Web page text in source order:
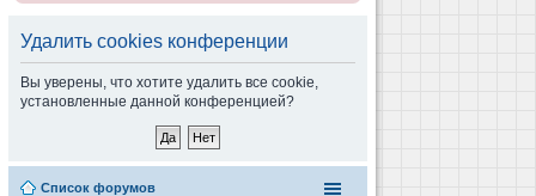
Удалить cookies конференции
Вы уверены, что хотите удалить все cookie,
установленные данной конференцией?
Список форумов